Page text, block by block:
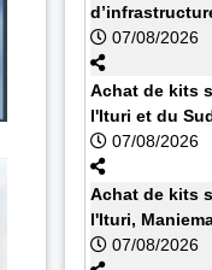
07/08/2026
Achat de kits
l'Ituri et du
07/08/2026
Achat de kits
l'Ituri,
07/08/2026